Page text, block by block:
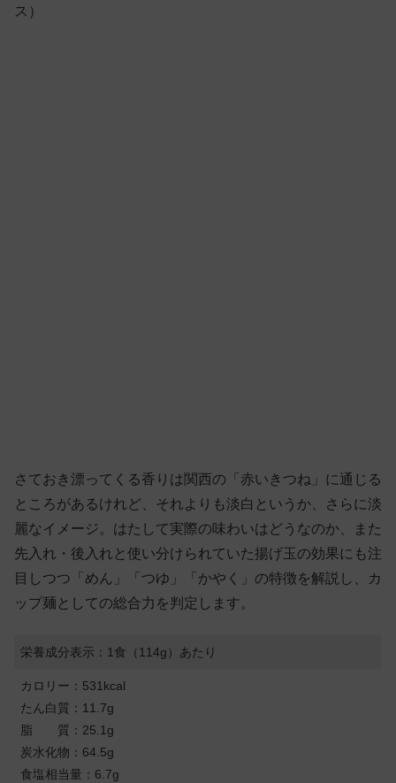
ス）
さておき漂ってくる香りは関西の「赤いきつね」に通じる
ところがあるけれど、それよりも淡白というか、さらに淡
麗なイメージ。はたして実際の味わいはどうなのか、また
先入れ・後入れと使い分けられていた揚げ玉の効果にも注
目しつつ「めん」「つゆ」「かやく」の特徴を解説し、カ
ップ麺としての総合力を判定します。
栄養成分表示：1食（114g）あたり
カロリー：531kcal
たん白質：11.7g
脂 質：25.1g
炭水化物：64.5g
食塩相当量：6.7g